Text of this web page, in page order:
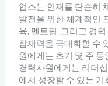
업소는 인재를 단순히
발전을 위한 체계적인
육, 멘토링, 그리고 경
잠재력을 극대화할 수
원에게는 초기 몇 주
경력사원에게는 리더
에서 성장할 수 있는